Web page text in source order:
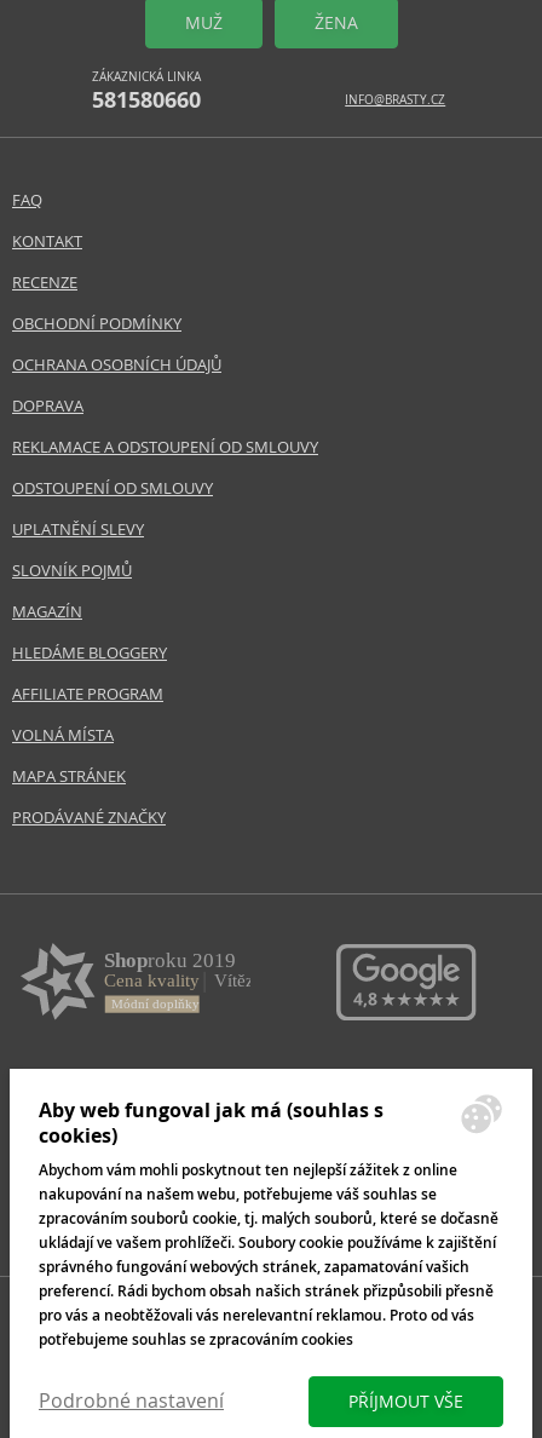
MUŽ ŽENA
ZÁKAZNICKÁ LINKA
581580660 INFO@BRASTY.CZ
FAQ
KONTAKT
RECENZE
OBCHODNÍ PODMÍNKY
OCHRANA OSOBNÍCH ÚDAJŮ
DOPRAVA
REKLAMACE A ODSTOUPENÍ OD SMLOUVY
ODSTOUPENÍ OD SMLOUVY
UPLATNĚNÍ SLEVY
SLOVNÍK POJMŮ
MAGAZÍN
HLEDÁME BLOGGERY
AFFILIATE PROGRAM
VOLNÁ MÍSTA
MAPA STRÁNEK
PRODÁVANÉ ZNAČKY
Aby web fungoval jak má (souhlas s
cookies)
Abychom vám mohli poskytnout ten nejlepší zážitek z online
nakupování na našem webu, potřebujeme váš souhlas se
zpracováním souborů cookie, tj. malých souborů, které se dočasně
ukládají ve vašem prohlížeči. Soubory cookie používáme k zajištění
správného fungování webových stránek, zapamatování vašich
preferencí. Rádi bychom obsah našich stránek přizpůsobili přesně
pro vás a neobtěžovali vás nerelevantní reklamou. Proto od vás
potřebujeme souhlas se zpracováním cookies
Podrobné nastavení PŘÍJMOUT VŠE